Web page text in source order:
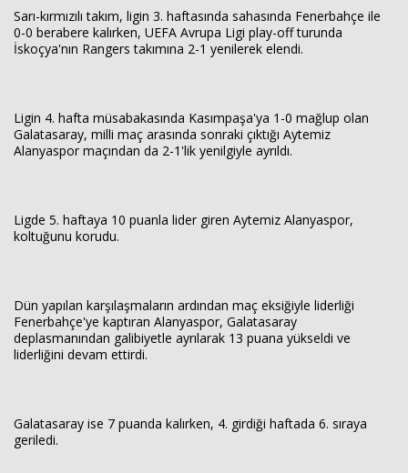
Sarı-kırmızılı takım, ligin 3. haftasında sahasında Fenerbahçe ile
0-0 berabere kalırken, UEFA Avrupa Ligi play-off turunda
İskoçya'nın Rangers takımına 2-1 yenilerek elendi.
Ligin 4. hafta müsabakasında Kasımpaşa'ya 1-0 mağlup olan
Galatasaray, milli maç arasında sonraki çıktığı Aytemiz
Alanyaspor maçından da 2-1'lik yenilgiyle ayrıldı.
Ligde 5. haftaya 10 puanla lider giren Aytemiz Alanyaspor,
koltuğunu korudu.
Dün yapılan karşılaşmaların ardından maç eksiğiyle liderliği
Fenerbahçe'ye kaptıran Alanyaspor, Galatasaray
deplasmanından galibiyetle ayrılarak 13 puana yükseldi ve
liderliğini devam ettirdi.
Galatasaray ise 7 puanda kalırken, 4. girdiği haftada 6. sıraya
geriledi.